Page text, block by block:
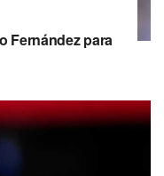
Fernández para